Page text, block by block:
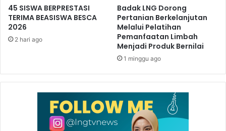
45 SISWA BERPRESTASI
TERIMA BEASISWA BESCA
2026
2 hari ago
Badak LNG Dorong
Pertanian Berkelanjutan
Melalui Pelatihan
Pemanfaatan Limbah
Menjadi Produk Bernilai
1 minggu ago